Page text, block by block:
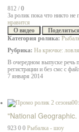
812 / 0
За ролик пока что никто не
нравится
О видео
Поделиться
Категория ролика:
Рубрика: На крючке:
В очередном выпуске речь
регистрации и без смс с
7 января 2014
"National
923 0 0 Рыбалка - шоу